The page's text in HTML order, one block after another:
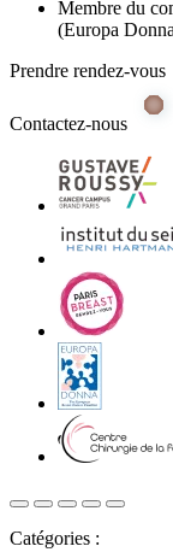
Membre du
(Europa
Prendre rendez-vous
Contactez-nous
Catégories :